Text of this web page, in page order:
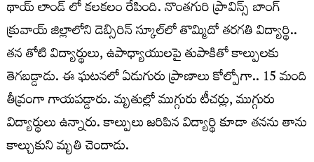
థాయ్ లాండ్ లో కలకలం రేపింది. నొంతగురి ప్రావిన్స్‌ బాంగ్‌
క్రువాయ్‌ జిల్లాలోని డెబ్సిరిన్ స్కూల్‌లో తొమ్మిదో తరగతి విద్యార్థి..
తన తోటి విద్యార్థులు, ఉపాధ్యాయులపై తుపాకితో కాల్పులకు
తెగబడ్డాడు. ఈ ఘటనలో ఏడుగురు ప్రాణాలు కోల్పోగా.. 15 మంది
తీవ్రంగా గాయపడ్డారు. మృతుల్లో ముగ్గురు టీచర్లు, ముగ్గురు
విద్యార్థులు ఉన్నారు. కాల్పులు జరిపిన విద్యార్థి కూడా తనను తాను
కాల్చుకుని మృతి చెందాడు.